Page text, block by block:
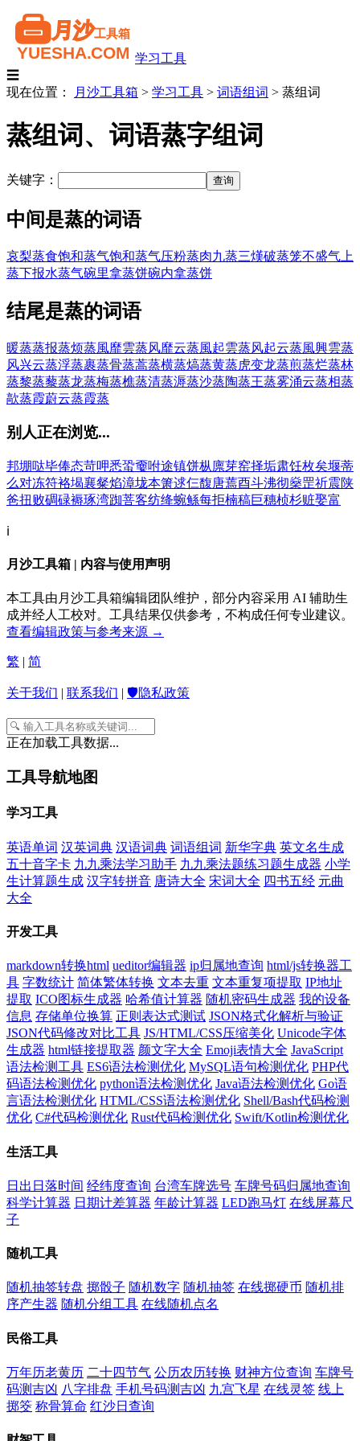
学习工具
☰
现在位置：
月沙工具箱 > 学习工具 > 词语组词 > 蒸组词
蒸组词、词语蒸字组词
关键字：
中间是蒸的词语
哀梨蒸食饱和蒸气饱和蒸气压粉蒸肉九蒸三熯破蒸笼不盛气 上
蒸下报水蒸气碗里拿蒸饼碗内拿蒸饼
结尾是蒸的词语
暖蒸蒸报蒸烦蒸風靡雲蒸风靡云蒸風起雲蒸风起云蒸風興雲蒸
风兴云蒸浮蒸裹蒸骨蒸蒿蒸横蒸熇蒸黄蒸虎变龙蒸煎蒸烂蒸林
蒸黎蒸藜蒸龙蒸梅蒸樵蒸清蒸溽蒸沙蒸陶蒸王蒸雾涌云蒸相蒸
歊蒸霞蔚云蒸霞蒸
别人正在浏览...
邦堋哒毕俸态苛呷悉蛩嫑咐途镇饼枞廪芽窑择垢肃饪枚矣堰蒂
么对冻符袼堨襄粲焰漳垅本箫逑仨馥唐蔫酉斗沸彻燊罡祈震陕
爸扭败碉碌褥琢湾踟菩客纺绛蜿鲧每拒楠稿巨穗桢杉赃娶富
ℹ️
月沙工具箱 | 内容与使用声明
本工具由月沙工具箱编辑团队维护，部分内容采用 AI 辅助生
成并经人工校对。工具结果仅供参考，不构成任何专业建议。
查看编辑政策与参考来源 →
繁 简
关于我们 联系我们 🛡️隐私政策
正在加载工具数据...
工具导航地图
学习工具
英语单词 汉英词典 汉语词典 词语组词 新华字典 英文名生成
五十音字卡 九九乘法学习助手 九九乘法题练习题生成器 小学
生计算题生成 汉字转拼音 唐诗大全 宋词大全 四书五经 元曲
大全
开发工具
markdown转换html ueditor编辑器 ip归属地查询 html/js转换器工
具 字数统计 简体繁体转换 文本去重 文本重复项提取 IP地址
提取 ICO图标生成器 哈希值计算器 随机密码生成器 我的设备
信息 存储单位换算 正则表达式测试 JSON格式化解析与验证
JSON代码修改对比工具 JS/HTML/CSS压缩美化 Unicode字体
生成器 html链接提取器 颜文字大全 Emoji表情大全 JavaScript
语法检测工具 ES6语法检测优化 MySQL语句检测优化 PHP代
码语法检测优化 python语法检测优化 Java语法检测优化 Go语
言语法检测优化 HTML/CSS语法检测优化 Shell/Bash代码检测
优化 C#代码检测优化 Rust代码检测优化 Swift/Kotlin检测优化
生活工具
日出日落时间 经纬度查询 台湾车牌选号 车牌号码归属地查询
科学计算器 日期计差算器 年龄计算器 LED跑马灯 在线屏幕尺
子
随机工具
随机抽签转盘 掷骰子 随机数字 随机抽签 在线掷硬币 随机排
序产生器 随机分组工具 在线随机点名
民俗工具
万年历老黄历 二十四节气 公历农历转换 财神方位查询 车牌号
码测吉凶 八字排盘 手机号码测吉凶 九宫飞星 在线灵签 线上
掷筊 称骨算命 红沙日查询